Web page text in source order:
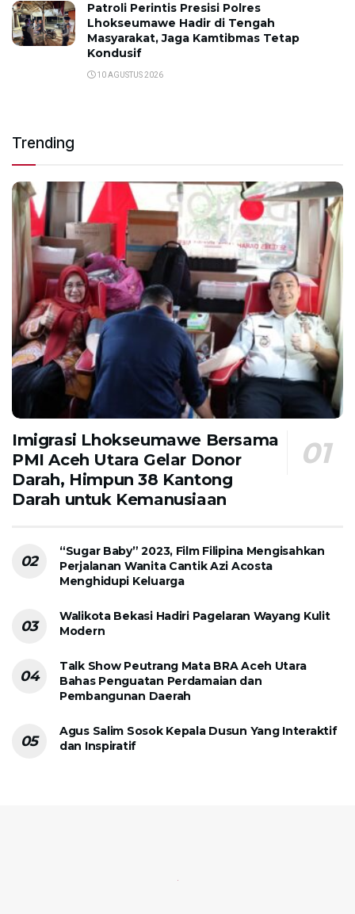
Patroli Perintis Presisi Polres
Lhokseumawe Hadir di Tengah
Masyarakat, Jaga Kamtibmas Tetap
Kondusif
10 AGUSTUS 2026
Trending
Imigrasi Lhokseumawe Bersama
PMI Aceh Utara Gelar Donor
Darah, Himpun 38 Kantong
Darah untuk Kemanusiaan
“Sugar Baby” 2023, Film Filipina Mengisahkan
Perjalanan Wanita Cantik Azi Acosta
Menghidupi Keluarga
Walikota Bekasi Hadiri Pagelaran Wayang Kulit
Modern
Talk Show Peutrang Mata BRA Aceh Utara
Bahas Penguatan Perdamaian dan
Pembangunan Daerah
Agus Salim Sosok Kepala Dusun Yang Interaktif
dan Inspiratif